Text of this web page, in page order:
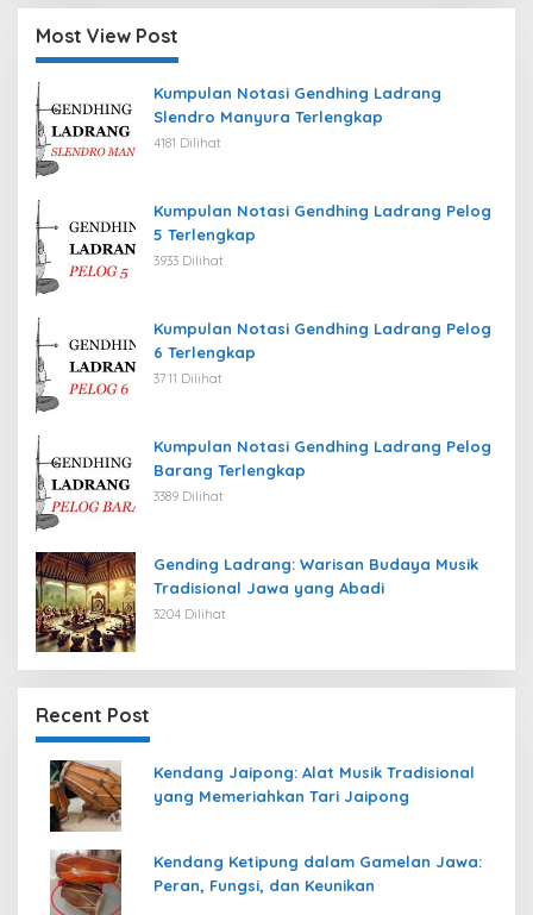
Most View Post
Kumpulan Notasi Gendhing Ladrang
Slendro Manyura Terlengkap
4181 Dilihat
Kumpulan Notasi Gendhing Ladrang Pelog
5 Terlengkap
3933 Dilihat
Kumpulan Notasi Gendhing Ladrang Pelog
6 Terlengkap
3711 Dilihat
Kumpulan Notasi Gendhing Ladrang Pelog
Barang Terlengkap
3389 Dilihat
Gending Ladrang: Warisan Budaya Musik
Tradisional Jawa yang Abadi
3204 Dilihat
Recent Post
Kendang Jaipong: Alat Musik Tradisional
yang Memeriahkan Tari Jaipong
Kendang Ketipung dalam Gamelan Jawa:
Peran, Fungsi, dan Keunikan